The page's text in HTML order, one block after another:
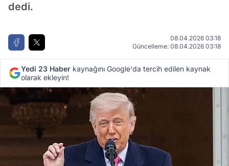
dedi.
08.04.2026 03:18
Güncelleme: 08.04.2026 03:18
Yedi 23 Haber kaynağını Google'da tercih edilen kaynak
olarak ekleyin!